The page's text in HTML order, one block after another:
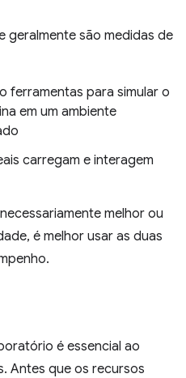
geralmente são medidas de
ferramentas para simular o
em um ambiente
carregam e interagem
melhor ou
é melhor usar as duas
é essencial ao
Antes que os recursos